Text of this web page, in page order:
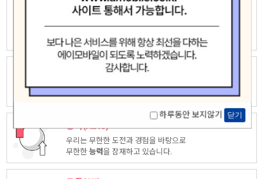
하루동안 보지않기 닫기
우리는 고객중심 능력은 고객을 위해 다양한
시각에서 만들어진놀라운상품을
제공합니다.
노력하겠습니다.
능력(Able)
우리는 무한한 도전과 경험을 바탕으로
무한한능력을 잠재하고 있습니다.